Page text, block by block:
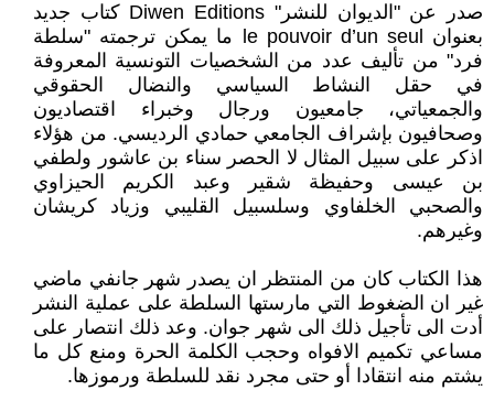
صدر عن "الديوان للنشر" Diwen Editions كتاب جديد
بعنوان le pouvoir d’un seul ما يمكن ترجمته "سلطة
فرد" من تأليف عدد من الشخصيات التونسية المعروفة
في حقل النشاط السياسي والنضال الحقوقي
والجمعياتي، جامعيون ورجال وخبراء اقتصاديون
وصحافيون بإشراف الجامعي حمادي الرديسي. من هؤلاء
اذكر على سبيل المثال لا الحصر سناء بن عاشور ولطفي
بن عيسى وحفيظة شقير وعبد الكريم الحيزاوي
والصحبي الخلفاوي وسلسبيل القليبي وزياد كريشان
وغيرهم.
هذا الكتاب كان من المنتظر ان يصدر شهر جانفي ماضي
غير ان الضغوط التي مارستها السلطة على عملية النشر
أدت الى تأجيل ذلك الى شهر جوان. وعد ذلك انتصار على
مساعي تكميم الافواه وحجب الكلمة الحرة ومنع كل ما
يشتم منه انتقادا أو حتى مجرد نقد للسلطة ورموزها.